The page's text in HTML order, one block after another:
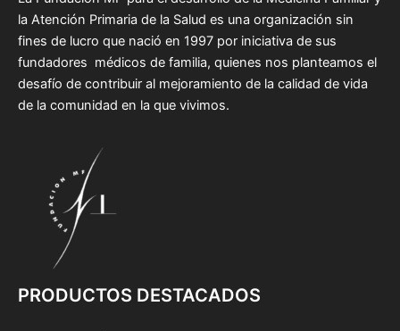
la Atención Primaria de la Salud es una organización sin
fines de lucro que nació en 1997 por iniciativa de sus
fundadores médicos de familia, quienes nos planteamos el
desafío de contribuir al mejoramiento de la calidad de vida
de la comunidad en la que vivimos.
PRODUCTOS DESTACADOS